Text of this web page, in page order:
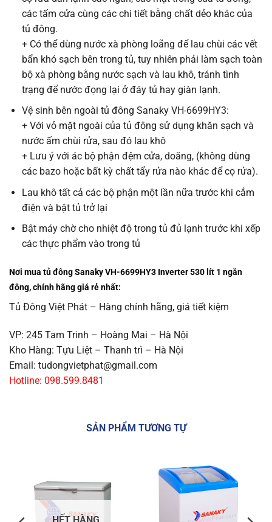
các tấm cửa cùng các chi tiết bằng chất dẻo khác của
tủ đông.
+ Có thể dùng nước xà phòng loãng để lau chùi các vết
bẩn khó sạch bên trong tủ, tuy nhiên phải làm sạch toàn
bộ xà phòng bằng nước sạch và lau khô, tránh tình
trạng để nước đọng lại ở đáy tủ hay giàn lạnh.
Vệ sinh bên ngoài tủ đông Sanaky VH-6699HY3:
+ Với vỏ mặt ngoài của tủ đông sử dụng khăn sạch và
nước ấm chùi rửa, sau đó lau khô
+ Lưu ý với ác bộ phận đệm cửa, doăng, (không dùng
các bazo hoặc bất kỳ chất tẩy rửa nào khác để cọ rửa).
Lau khô tất cả các bộ phận một lần nữa trước khi cắm
điện và bật tủ trở lại
Bật máy chờ cho nhiệt độ trong tủ đủ lạnh trước khi xếp
các thực phẩm vào trong tủ
Nơi mua tủ đông Sanaky VH-6699HY3 Inverter 530 lít 1 ngăn
đông, chính hãng giá rẻ nhất:
Tủ Đông Việt Phát – Hàng chính hãng, giá tiết kiệm
VP: 245 Tam Trinh – Hoàng Mai – Hà Nội
Kho Hàng: Tựu Liệt – Thanh trì – Hà Nội
Email: tudongvietphat@gmail.com
Hotline: 098.599.8481
SẢN PHẨM TƯƠNG TỰ